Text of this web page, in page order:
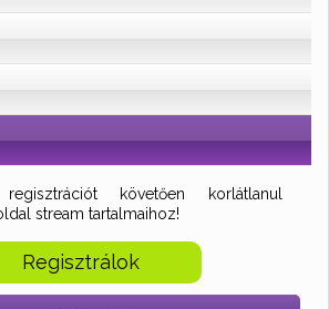
követően korlátlanul
stream tartalmaihoz!
Regisztrálok